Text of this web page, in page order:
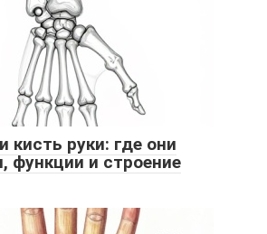
кисть руки: где они
функции и строение